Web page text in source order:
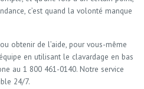
c’est quand la volonté manque
obtenir de l’aide, pour vous-même
en utilisant le clavardage en bas
au 1 800 461-0140. Notre service
24/7.